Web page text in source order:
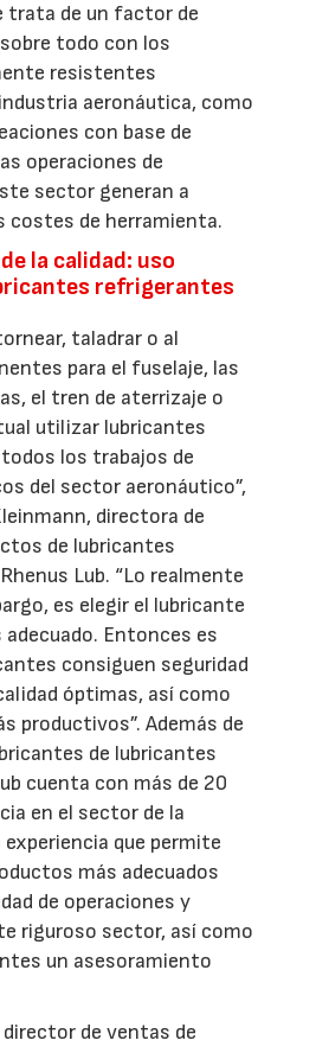
trata de un factor de
todo con los
resistentes
aeronáutica, como
con base de
operaciones de
sector generan a
costes de herramienta.
la calidad: uso
refrigerantes
taladrar o al
para el fuselaje, las
el tren de aterrizaje o
utilizar lubricantes
los trabajos de
del sector aeronáutico”,
directora de
de lubricantes
Lub. “Lo realmente
es elegir el lubricante
Entonces es
consiguen seguridad
óptimas, así como
productivos”. Además de
de lubricantes
cuenta con más de 20
en el sector de la
que permite
más adecuados
de operaciones y
riguroso sector, así como
un asesoramiento
de ventas de